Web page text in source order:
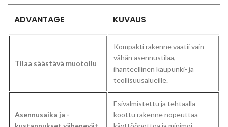
ADVANTAGE KUVAUS
Tilaa säästävä muotoilu
Kompakti rakenne vaatii vain
vähän asennustilaa,
ihanteellinen kaupunki- ja
teollisuusalueille.
Asennusaika ja -
Esivalmistettu ja tehtaalla
koottu rakenne nopeuttaa